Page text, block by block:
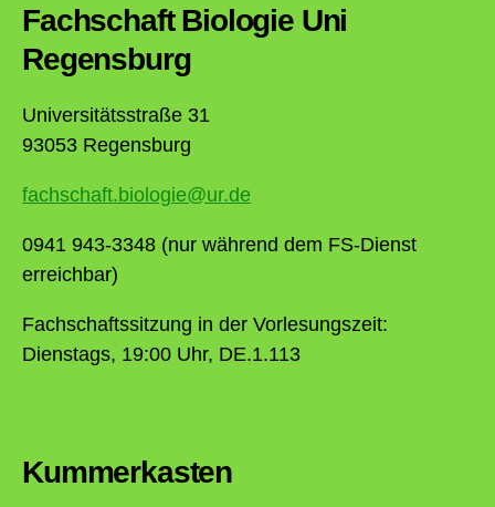
Fachschaft Biologie Uni
Regensburg
Universitätsstraße 31
93053 Regensburg
fachschaft.biologie@ur.de
0941 943-3348 (nur während dem FS-Dienst
erreichbar)
Fachschaftssitzung in der Vorlesungszeit:
Dienstags, 19:00 Uhr, DE.1.113
Kummerkasten